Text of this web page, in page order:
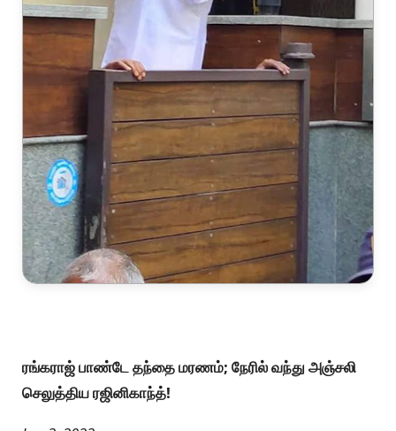
ரங்கராஜ் பாண்டே தந்தை மரணம்; நேரில் வந்து அஞ்சலி
செலுத்திய ரஜினிகாந்த்!